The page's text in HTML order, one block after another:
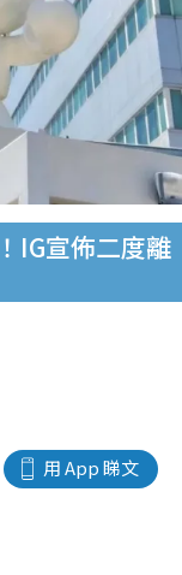
IG宣佈二度離
用 App 睇文